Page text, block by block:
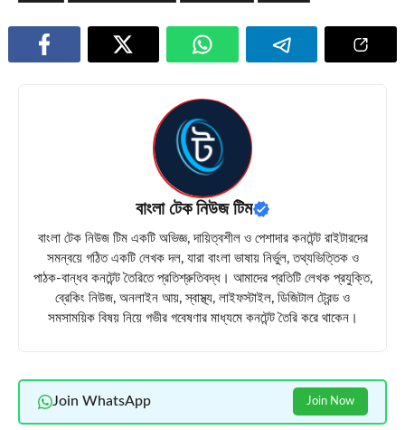
বাংলা টেক নিউজ টিম
বাংলা টেক নিউজ টিম একটি অভিজ্ঞ, দায়িত্বশীল ও পেশাদার কনটেন্ট রাইটারদের
সমন্বয়ে গঠিত একটি লেখক দল, যারা বাংলা ভাষায় নির্ভুল, তথ্যভিত্তিক ও
পাঠক-বান্ধব কনটেন্ট তৈরিতে প্রতিশ্রুতিবদ্ধ। আমাদের প্রতিটি লেখক প্রযুক্তি,
ব্রেকিং নিউজ, অনলাইন আয়, স্বাস্থ্য, লাইফস্টাইল, ডিজিটাল ট্রেন্ড ও
সমসাময়িক বিষয় নিয়ে গভীর গবেষণার মাধ্যমে কনটেন্ট তৈরি করে থাকেন।
Join WhatsApp Join Now